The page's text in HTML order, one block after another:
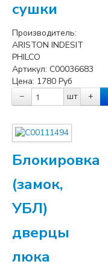
сушки
Производитель:
ARISTON INDESIT
PHILCO
Артикул: C00036683
Цена: 1780 Руб
−
шт +
Блокировка
(замок,
УБЛ)
дверцы
люка